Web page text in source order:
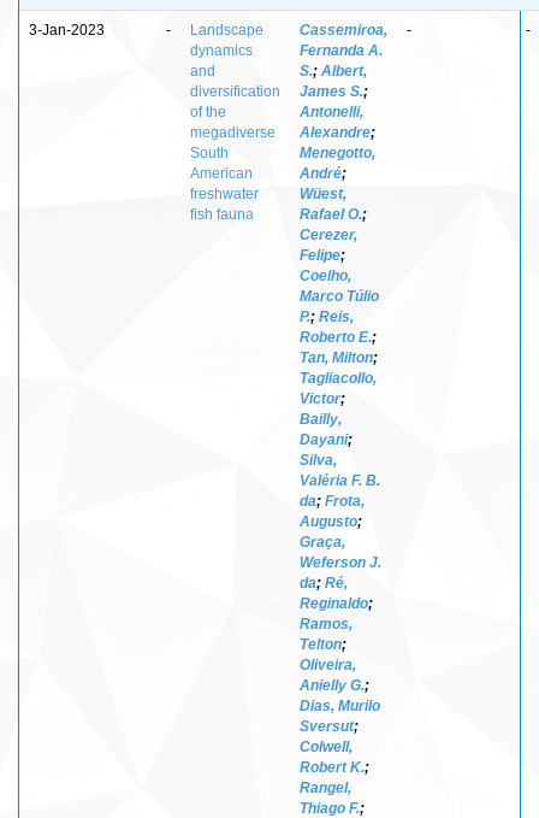
3-Jan-2023 -
Landscape
dynamics
and
diversification
of the
megadiverse
South
American
freshwater
fish fauna
Cassemiroa,
Fernanda A.
S.; Albert,
James S.;
Antonelli,
Alexandre;
Menegotto,
André;
Wüest,
Rafael O.;
Cerezer,
Felipe;
Coelho,
Marco Túlio
P.; Reis,
Roberto E.;
Tan, Milton;
Tagliacollo,
Victor;
Bailly,
Dayani;
Silva,
Valéria F. B.
da; Frota,
Augusto;
Graça,
Weferson J.
da; Ré,
Reginaldo;
Ramos,
Telton;
Oliveira,
Anielly G.;
Dias, Murilo
Sversut;
Colwell,
Robert K.;
Rangel,
Thiago F.;
- -